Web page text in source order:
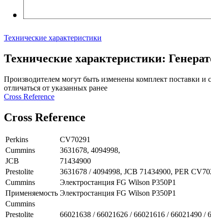
Технические характеристики
Технические характеристики:
Производителем могут быть изменены комплект поставки и
отличаться от указанных ранее
Сross Reference
Сross Reference
Perkins
CV70291
Cummins
3631678, 4094998,
JCB
71434900
Prestolite
3631678 / 4094998, JCB 71434900, PER
Cummins
Электростанция FG Wilson P350P1
Применяемость Электростанция FG Wilson P350P1
Cummins
Prestolite
66021638 / 66021626 / 66021616 / 66021490 /